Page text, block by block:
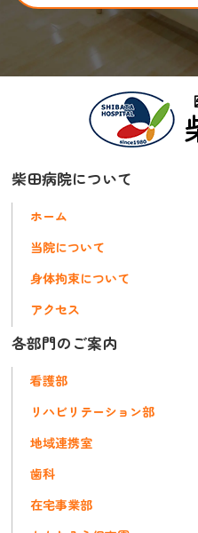
柴田病院について
ホーム
当院について
身体拘束について
アクセス
各部門のご案内
看護部
リハビリテーション部
地域連携室
歯科
在宅事業部